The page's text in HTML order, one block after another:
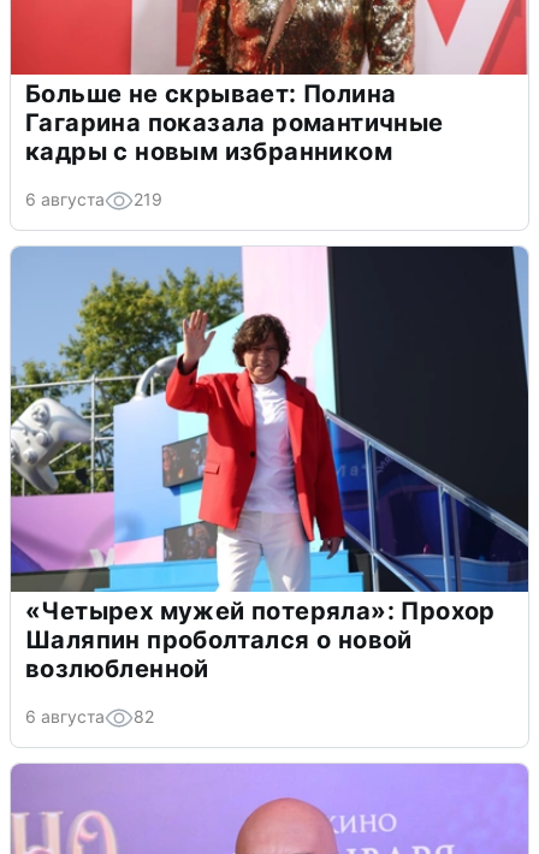
Больше не скрывает: Полина
Гагарина показала романтичные
кадры с новым избранником
6 августа 219
«Четырех мужей потеряла»: Прохор
Шаляпин проболтался о новой
возлюбленной
6 августа 82